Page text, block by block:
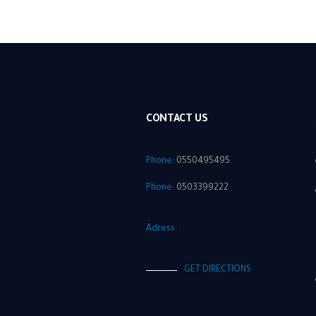
CONTACT US
Phone: 0550495495
Phone: 0503399222
Adress:
GET DIRECTIONS